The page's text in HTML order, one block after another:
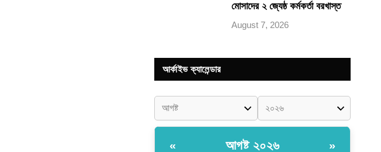
মোসাদের ২ জ্যেষ্ঠ কর্মকর্তা বরখাস্ত
August 7, 2026
আর্কাইভ ক্যালেন্ডার
« আগষ্ট ২০২৬ »